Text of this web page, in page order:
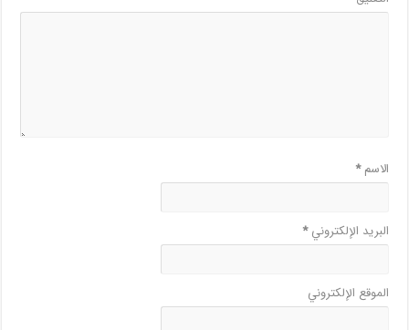
الاسم*
البريد الإلكتروني*
الموقع الإلكتروني